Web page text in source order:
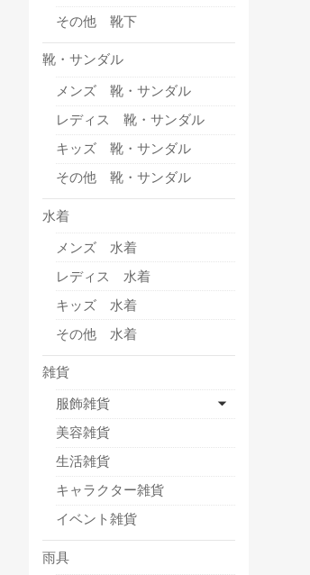
その他 靴下
靴・サンダル
メンズ 靴・サンダル
レディス 靴・サンダル
キッズ 靴・サンダル
その他 靴・サンダル
水着
メンズ 水着
レディス 水着
キッズ 水着
その他 水着
雑貨
服飾雑貨
美容雑貨
生活雑貨
キャラクター雑貨
イベント雑貨
雨具